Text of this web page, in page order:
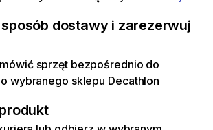
dostawy i zarezerwuj
sprzęt bezpośrednio do
wybranego sklepu Decathlon